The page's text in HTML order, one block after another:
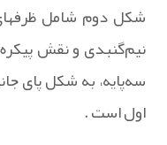
شکل‌ دوم‌ شامل‌
نیم‌گنبدی‌ و نقش‌
سه‌پایه‌، به‌ شکل‌ پای‌
اول‌ است‌ .